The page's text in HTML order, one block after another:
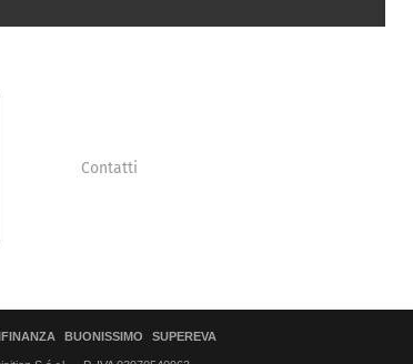
Contatti
BUONISSIMO SUPEREVA